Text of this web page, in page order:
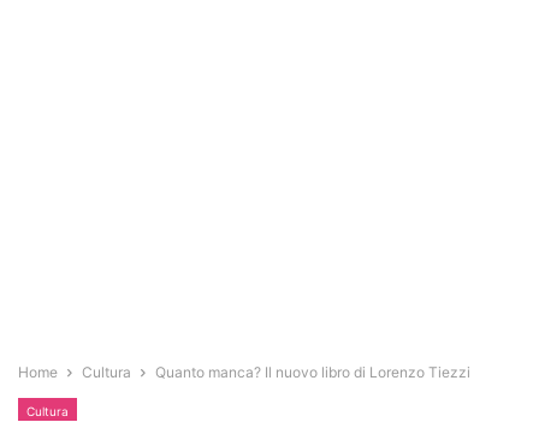
Home Cultura Quanto manca? Il nuovo libro di Lorenzo Tiezzi
Cultura